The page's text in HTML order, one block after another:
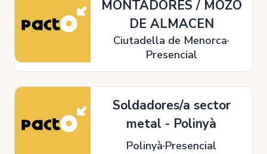
MONTADORES / MOZO
DE ALMACEN
Ciutadella de Menorca
Presencial
Soldadores/a sector
metal - Polinyà
Polinyà Presencial